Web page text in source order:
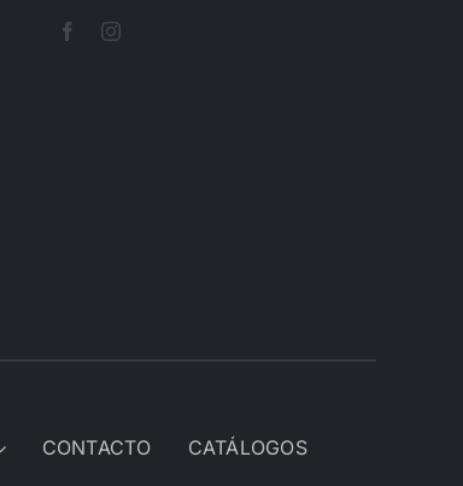
CONTACTO CATÁLOGOS